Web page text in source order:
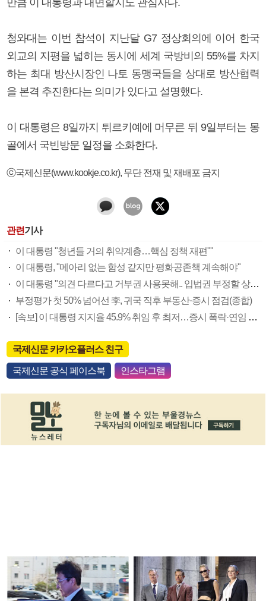
청와대는 이번 참석이 지난달 G7 정상회의에 이어 한국
외교의 지평을 넓히는 동시에 세계 국방비의 55%를 차지
하는 최대 방산시장인 나토 동맹국들을 상대로 방산협력
을 본격 추진한다는 의미가 있다고 설명했다.
이 대통령은 8일까지 튀르키예에 머무른 뒤 9일부터는 몽
골에서 국빈방문 일정을 소화한다.
ⓒ국제신문(www.kookje.co.kr), 무단 전재 및 재배포 금지
관련기사
이 대통령 "청년들 거의 취약계층…핵심 정책 재편""
이 대통령, "메아리 없는 함성 같지만 평화공존책 계속해야"
이 대통령 "의견 다르다고 거부권 사용못해.. 입법권 부정할 상황이라 보기 어려워"
부정평가 첫 50% 넘어선 李, 귀국 직후 부동산·증시 점검(종합)
[속보] 이 대통령 지지율 45.9% 취임 후 최저…증시 폭락·연임 개헌 논란 영향
국제신문 카카오플러스 친구
국제신문 공식 페이스북 인스타그램